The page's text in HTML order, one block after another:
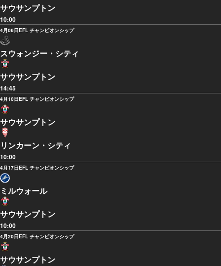
サウサンプトン
10:00
4月06日EFL チャンピオンシップ
スウォンジー・シティ
サウサンプトン
14:45
4月10日EFL チャンピオンシップ
サウサンプトン
リンカーン・シティ
10:00
4月17日EFL チャンピオンシップ
ミルウォール
サウサンプトン
10:00
4月20日EFL チャンピオンシップ
サウサンプトン